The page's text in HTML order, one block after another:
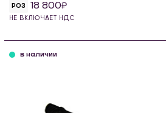
РОЗ 18 800
НЕ ВКЛЮЧАЕТ НДС
в наличии